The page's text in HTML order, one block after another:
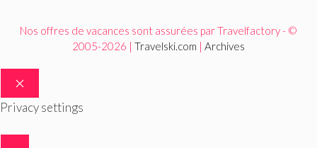
Nos offres de vacances sont assurées par Travelfactory - ©
2005-2026 | Travelski.com | Archives
FERMER
Privacy settings